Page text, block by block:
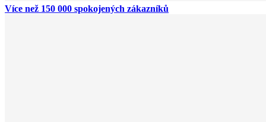
Více než 150 000 spokojených zákazníků